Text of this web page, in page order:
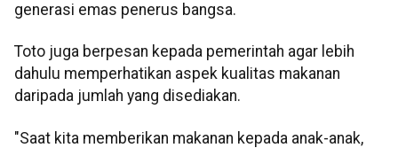
generasi emas penerus bangsa.
Toto juga berpesan kepada pemerintah agar lebih
dahulu memperhatikan aspek kualitas makanan
daripada jumlah yang disediakan.
"Saat kita memberikan makanan kepada anak-anak,